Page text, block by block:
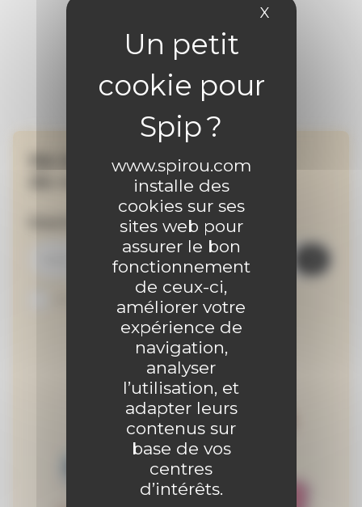
www.spirou.com
installe des
cookies sur ses
sites web pour
assurer le bon
fonctionnement
de ceux-ci,
améliorer votre
expérience de
navigation,
analyser
l’utilisation, et
adapter leurs
contenus sur
base de vos
centres
d’intérêts.
X Masquer le
Ne manquez aucune
de nos actualités !
Inscrivez-vous à la newsletter
Je suis abonné au site